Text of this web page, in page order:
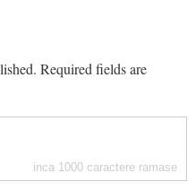
Required fields are
inca 1000 caractere ramase